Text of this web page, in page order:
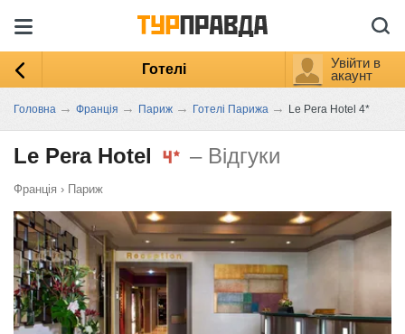
Готелі
Увійти в
акаунт
Головна → Франція → Париж → Готелі Парижа → Le Pera Hotel 4*
Le Pera Hotel – Відгуки
Франція › Париж